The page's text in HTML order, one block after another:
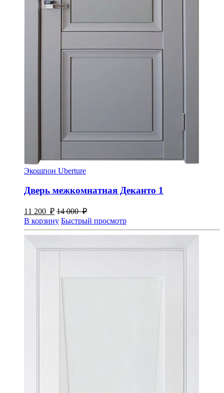
Экошпон Uberture
Дверь межкомнатная Деканто 1
11 200 ₽ 14 000 ₽
В корзину Быстрый просмотр